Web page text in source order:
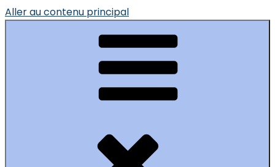
Aller au contenu principal